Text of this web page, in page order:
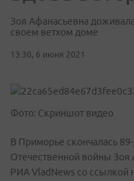
Зоя Афанасьевна
своем ветхом доме
13:30, 6 июня 2021
Фото: Скриншот видео
В Приморье скончалась
Отечественной войны Зоя
РИА VladNews со ссылкой